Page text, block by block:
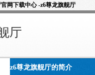
网下载中心 -z6尊龙旗舰厅
厅
z6尊龙旗舰厅的简介